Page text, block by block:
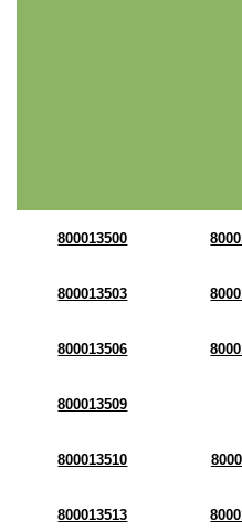
800013500
800013503
800013506
800013509
800013510
800013513